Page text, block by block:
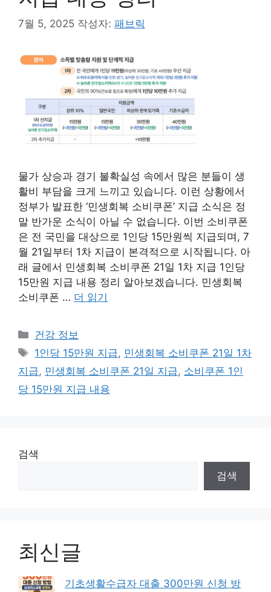
7월 5, 2025 작성자: 패브릭
물가 상승과 경기 불확실성 속에서 많은 분들이 생
활비 부담을 크게 느끼고 있습니다. 이런 상황에서
정부가 발표한 ‘민생회복 소비쿠폰’ 지급 소식은 정
말 반가운 소식이 아닐 수 없습니다. 이번 소비쿠폰
은 전 국민을 대상으로 1인당 15만원씩 지급되며, 7
월 21일부터 1차 지급이 본격적으로 시작됩니다. 아
래 글에서 민생회복 소비쿠폰 21일 1차 지급 1인당
15만원 지급 내용 정리 알아보겠습니다. 민생회복
소비쿠폰 … 더 읽기
카
테
리
건강 정보
태
그
1인당 15만원 지급, 민생회복 소비쿠폰 21일 1차
지급, 민생회복 소비쿠폰 21일 지급, 소비쿠폰 1인
당 15만원 지급 내용
검색
검색
최신글
기초생활수급자 대출 300만원 신청 방